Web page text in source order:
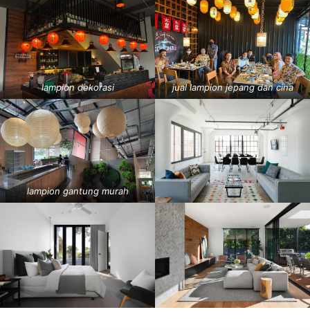
lampion dekorasi jual lampion jepang dan cina
lampion gantung murah